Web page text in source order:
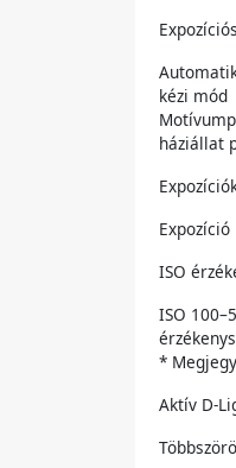
kézi mód
háziállat
ISO
ISO
*
Aktív D-